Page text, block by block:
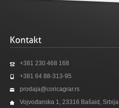
+381 230 468 168
+381 64 88-313-95
prodaja@coricagrar.rs
Vojvođanska 1, 23316 Bašaid, Srbija